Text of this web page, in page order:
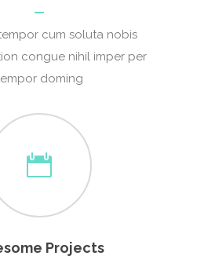
cum soluta nobis
congue nihil imper per
doming
Projects